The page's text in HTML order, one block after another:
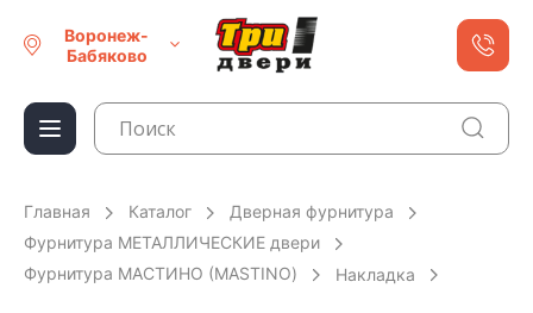
Воронеж-
Бабяково
Главная Каталог
Дверная фурнитура
Фурнитура МЕТАЛЛИЧЕСКИЕ двери
Фурнитура МАСТИНО (MASTINO)
Накладка